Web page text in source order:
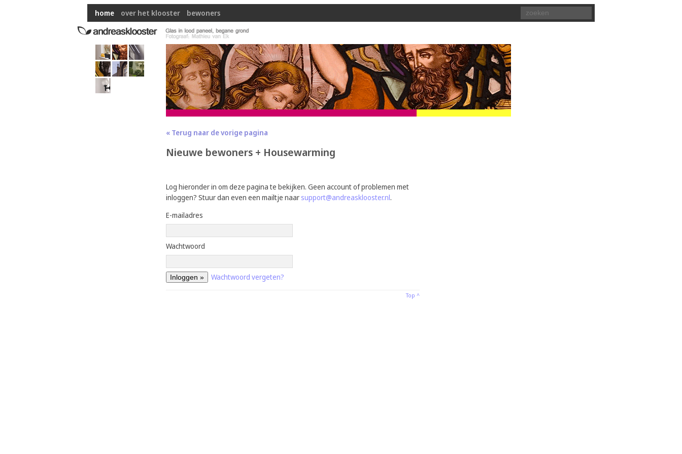
home over het klooster bewoners
« Terug naar de vorige pagina
Nieuwe bewoners + Housewarming
Log hieronder in om deze pagina te bekijken. Geen account of problemen met
inloggen? Stuur dan even een mailtje naar support@andreasklooster.nl.
E-mailadres
Wachtwoord
Wachtwoord vergeten?
Top ^